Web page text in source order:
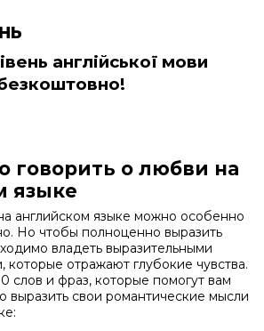
англійської мови
безкоштовно!
говорить о любви на
языке
английском языке можно особенно
Но чтобы полноценно выразить
владеть выразительными
которые отражают глубокие чувства.
слов и фраз, которые помогут вам
выразить свои романтические мысли